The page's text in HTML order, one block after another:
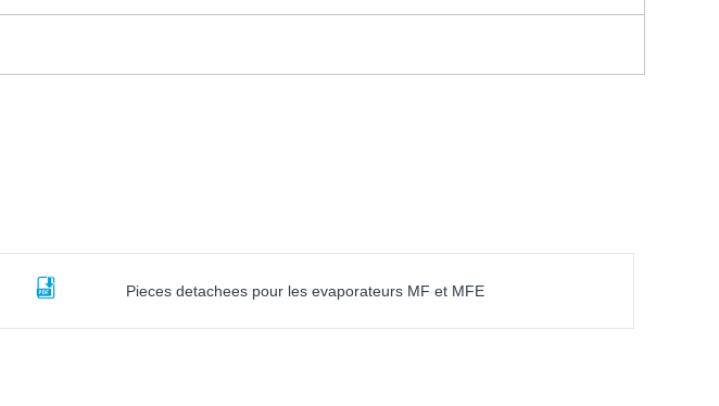
Pieces detachees pour les evaporateurs MF et MFE